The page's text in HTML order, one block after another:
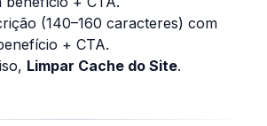
(140–160 caracteres) com
+ CTA.
Limpar Cache do Site.